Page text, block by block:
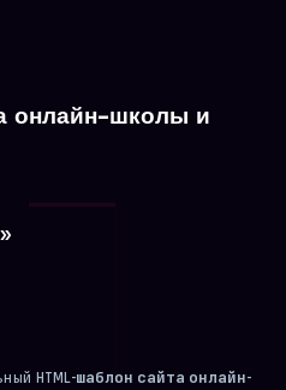
онлайн-школы и
HTML-шаблон сайта онлайн-